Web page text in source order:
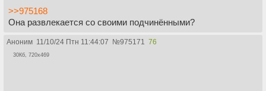
>>975168
Она развлекается со своими подчинёнными?
Аноним 11/10/24 Птн 11:44:07 №975171 76
30Кб, 720x469